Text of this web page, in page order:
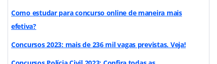
Como estudar para concurso online de maneira mais
efetiva?
Concursos 2023: mais de 236 mil vagas previstas. Veja!